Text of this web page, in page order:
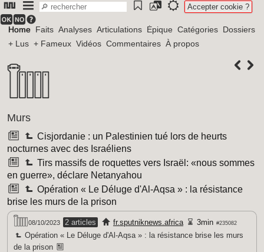
Accepter cookie ?
Home Faits Analyses Articulations Épique Catégories Dossiers
+ Lus + Fameux Vidéos Commentaires À propos
Murs
Cisjordanie : un Palestinien tué lors de heurts
nocturnes avec des Israéliens
Tirs massifs de roquettes vers Israël: «nous sommes
en guerre», déclare Netanyahou
Opération « Le Déluge d'Al-Aqsa » : la résistance
brise les murs de la prison
08/10/2023 2 articles fr.sputniknews.africa 3min #235082
Opération « Le Déluge d'Al-Aqsa » : la résistance brise les murs
de la prison